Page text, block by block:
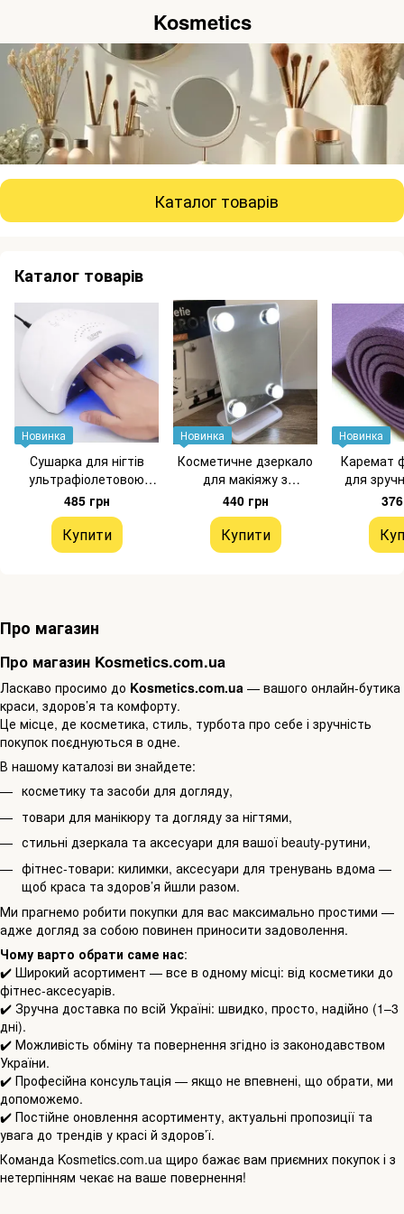
Kosmetics
Каталог товарів
Каталог товарів
Новинка
Сушарка для нігтів
ультрафіолетовою
лампою
485 грн
Купити
Новинка
Косметичне дзеркало
для макіяжу з
підсвічуванням
440 грн
Купити
Новинка
Каремат
для
Про магазин
Про магазин Kosmetics.com.ua
Ласкаво просимо до Kosmetics.com.ua — вашого онлайн-бутика
краси, здоров’я та комфорту.
Це місце, де косметика, стиль, турбота про себе і зручність
покупок поєднуються в одне.
В нашому каталозі ви знайдете:
косметику та засоби для догляду,
товари для манікюру та догляду за нігтями,
стильні дзеркала та аксесуари для вашої beauty-рутини,
фітнес-товари: килимки, аксесуари для тренувань вдома —
щоб краса та здоров’я йшли разом.
Ми прагнемо робити покупки для вас максимально простими —
адже догляд за собою повинен приносити задоволення.
Чому варто обрати саме нас:
✔️ Широкий асортимент — все в одному місці: від косметики до
фітнес-аксесуарів.
✔️ Зручна доставка по всій Україні: швидко, просто, надійно (1–3
дні).
✔️ Можливість обміну та повернення згідно із законодавством
України.
✔️ Професійна консультація — якщо не впевнені, що обрати, ми
допоможемо.
✔️ Постійне оновлення асортименту, актуальні пропозиції та
увага до трендів у красі й здоров’ї.
Команда Kosmetics.com.ua щиро бажає вам приємних покупок і з
нетерпінням чекає на ваше повернення!